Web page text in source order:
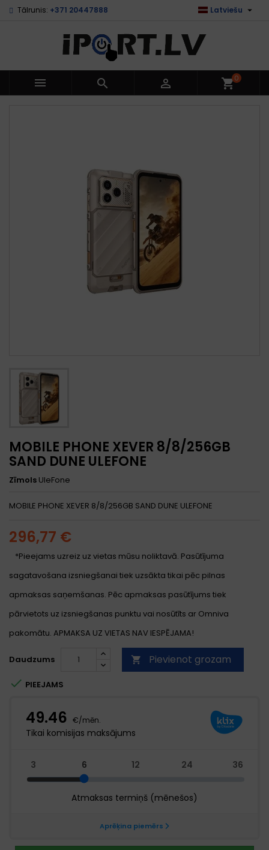
Tālrunis: +371 20447888 Latviešu 
   shopping_cart0
MOBILE PHONE XEVER 8/8/256GB
SAND DUNE ULEFONE
Zīmols UleFone
MOBILE PHONE XEVER 8/8/256GB SAND DUNE ULEFONE
296,77 €
*Pieejams uzreiz uz vietas mūsu noliktavā. Pasūtījuma
sagatavošana izsniegšanai tiek uzsākta tikai pēc pilnas
apmaksas saņemšanas. Pēc apmaksas pasūtījums tiek
pārvietots uz izsniegšanas punktu vai nosūtīts ar Omniva
pakomātu. APMAKSA UZ VIETAS NAV IESPĒJAMA!
Daudzums  Pievienot grozam
 PIEEJAMS